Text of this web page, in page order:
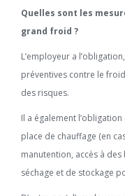
Quelles sont les
grand froid ?
L’employeur a
préventives contre le
des risques.
Il a également
place de chauffage (en
manutention, accès à
séchage et de stockage